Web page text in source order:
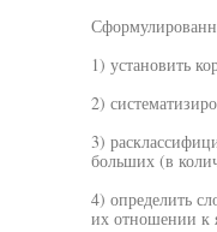
1) установить
2)
3)
больших (в
4) определить
их отношении к